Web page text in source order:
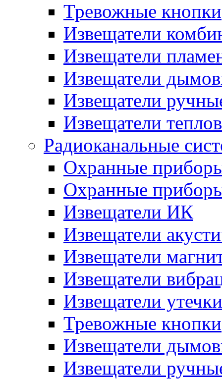
Тревожные кнопки
Извещатели
Извещатели
Извещатели
Извещатели
Извещатели
Радиоканальные
Охранные
Охранные
Извещатели ИК
Извещатели
Извещатели
Извещатели
Извещатели утечки
Тревожные кнопки
Извещатели
Извещатели